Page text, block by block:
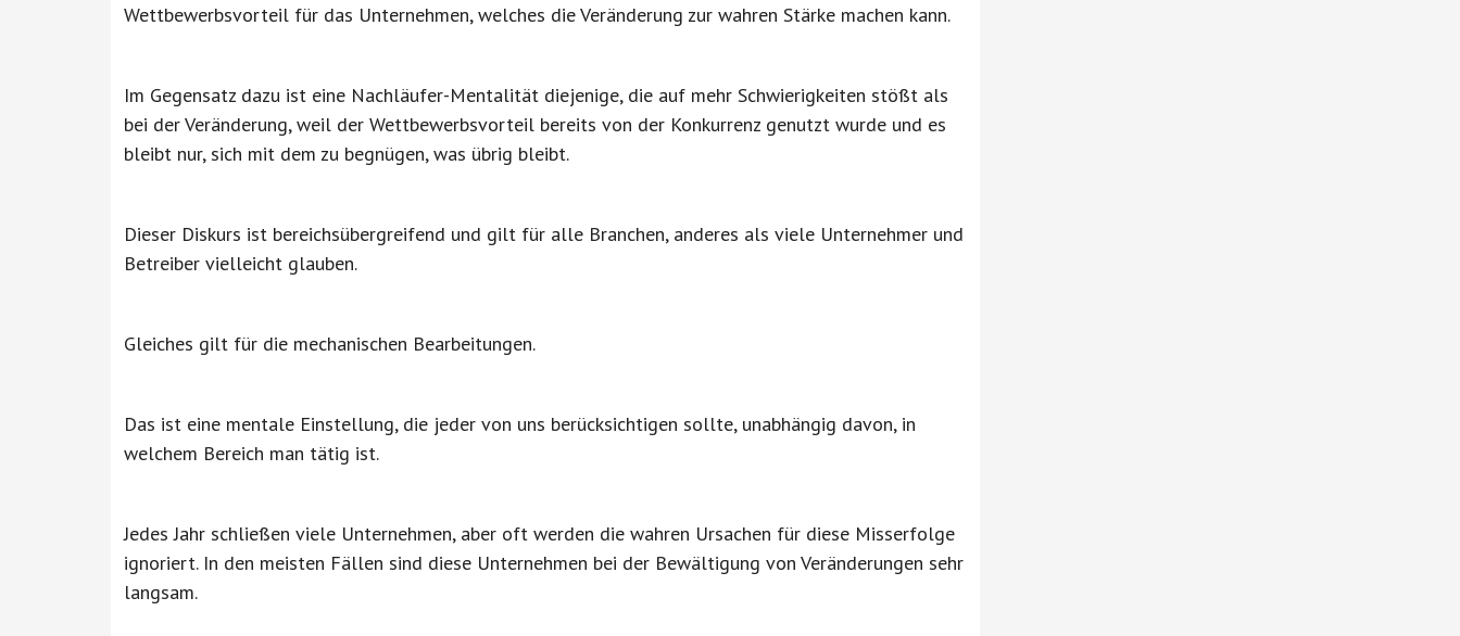
Wettbewerbsvorteil für das Unternehmen, welches die Veränderung zur wahren Stärke machen kann.
Im Gegensatz dazu ist eine Nachläufer-Mentalität diejenige, die auf mehr Schwierigkeiten stößt als
bei der Veränderung, weil der Wettbewerbsvorteil bereits von der Konkurrenz genutzt wurde und es
bleibt nur, sich mit dem zu begnügen, was übrig bleibt.
Dieser Diskurs ist bereichsübergreifend und gilt für alle Branchen, anderes als viele Unternehmer und
Betreiber vielleicht glauben.
Gleiches gilt für die mechanischen Bearbeitungen.
Das ist eine mentale Einstellung, die jeder von uns berücksichtigen sollte, unabhängig davon, in
welchem Bereich man tätig ist.
Jedes Jahr schließen viele Unternehmen, aber oft werden die wahren Ursachen für diese Misserfolge
ignoriert. In den meisten Fällen sind diese Unternehmen bei der Bewältigung von Veränderungen sehr
langsam.